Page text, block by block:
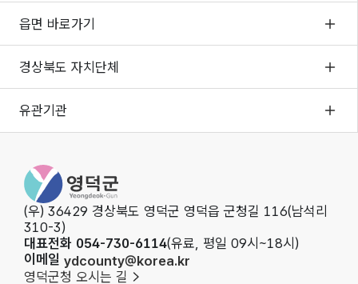
읍면 바로가기
경상북도 자치단체
유관기관
영덕군청
(우) 36429 경상북도 영덕군 영덕읍 군청길 116(남석리
310-3)
대표전화 054-730-6114(유료, 평일 09시~18시)
이메일 ydcounty@korea.kr
영덕군청 오시는 길